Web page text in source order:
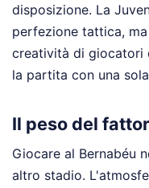
disposizione. La
perfezione tattica,
creatività di giocatori
la partita con una
Il peso del
Giocare al Bernabéu
altro stadio.